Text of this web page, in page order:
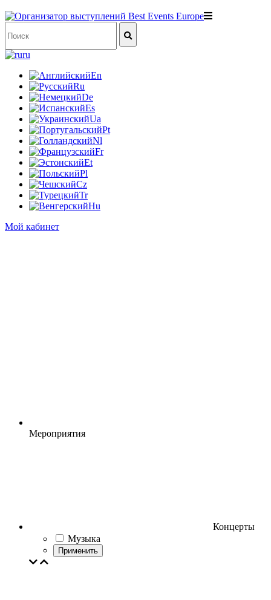
ru
En
Ru
De
Es
Ua
Pt
Nl
Fr
Et
Pl
Cz
Tr
Hu
Мой кабинет
Мероприятия
Концерты
Музыка
Применить